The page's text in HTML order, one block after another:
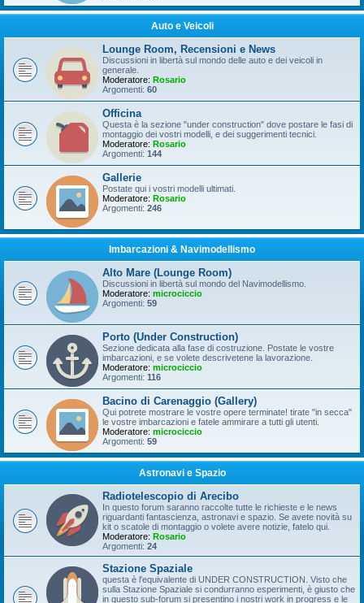
Auto e Veicoli
Lounge Room, Recensioni e News
Discussioni in libertà sul mondo delle auto e dei veicoli in
generale.
Moderatore: Rosario
Argomenti: 60
Officina
Questa è la sezione "under construction" dove postare le fasi di
montaggio dei vostri modelli, e dei suggerimenti tecnici.
Moderatore: Rosario
Argomenti: 144
Gallerie
Postate qui i vostri modelli ultimati.
Moderatore: Rosario
Argomenti: 246
Imbarcazioni & Navimodellismo
Alto Mare (Lounge Room)
Discussioni in libertà sul mondo del Navimodellismo.
Moderatore: microciccio
Argomenti: 59
Porto (Under Construction)
Sezione dedicata alla fase di costruzione. Postate le vostre
imbarcazioni, e se volete descrivetene la lavorazione.
Moderatore: microciccio
Argomenti: 116
Bacino di Carenaggio (Gallery)
Qui potrete mostrare le vostre opere terminate! tirate "in secca"
le vostre imbarcazioni e fatele ammirare a tutti gli utenti.
Moderatore: microciccio
Argomenti: 59
Astronavi e Spazio
Radiotelescopio di Arecibo
In questo forum saranno raccolte tutte le richieste e le news
riguardanti fantascienza, astronavi e spazio. Se avete novità su
kit o scatole di montaggio o volete avere notizie, fatelo qui.
Moderatore: Rosario
Argomenti: 24
Stazione Spaziale
questa è l'equivalente di UNDER CONSTRUCTION. Visto che
sulla Stazione Spaziale si condurranno esperimenti, è giusto che
in questo sub-forum si presentino i nostri work in progress e le